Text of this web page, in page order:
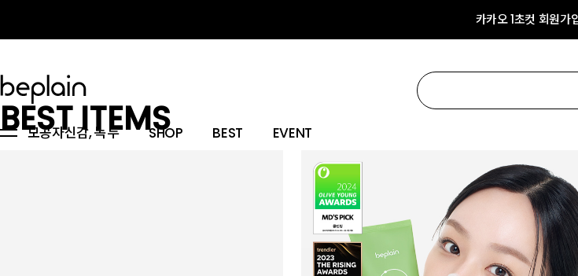
카카오 1초컷 회원가
모공자신감, 녹두 SHOP BEST EVENT
BEST ITEMS